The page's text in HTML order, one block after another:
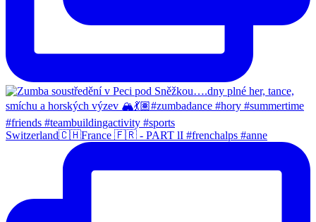
Switzerland🇨🇭France 🇫🇷 - PART lI #frenchalps #anne